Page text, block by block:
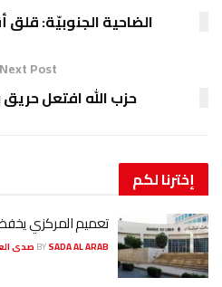
الضاحية الجنوبيّة:
Next Post
حزب الله افتعل
إخترنالكم
تعميم المركزي
BYSADA AL ARAB صدى العرب